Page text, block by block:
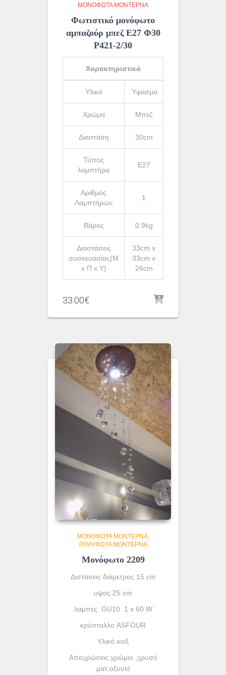
ΜΟΝΌΦΩΤΑ ΜΟΝΤΈΡΝΑ
Φωτιστικό μονόφωτο
αμπαζούρ μπεζ Ε27 Φ30
Ρ421-2/30
Χαρακτηριστικά
Υλικό Ύφασμα
Χρώμα Μπεζ
Διαστάση 30cm
Τύπος
λαμπτήρα
Ε27
Αριθμός
Λαμπτήρων
1
Βάρος 0.9kg
Διαστάσεις
συσκευασίας(Μ
x Π x Υ)
33cm x
33cm x
26cm
33.00€
ΜΟΝΌΦΩΤΑ ΜΟΝΤΈΡΝΑ
ΠΟΛΎΦΩΤΑ ΜΟΝΤΈΡΝΑ
Μονόφωτο 2209
Διστάσεις διάμετρος 15.cm
υψος 25 cm
λαμπες GU10 1 x 60 W
κρύσταλλο ASFOUR
Yλικό ινοξ
Αποχρώσεις χρώμιο ,χρυσό
ματ,οξυντέ